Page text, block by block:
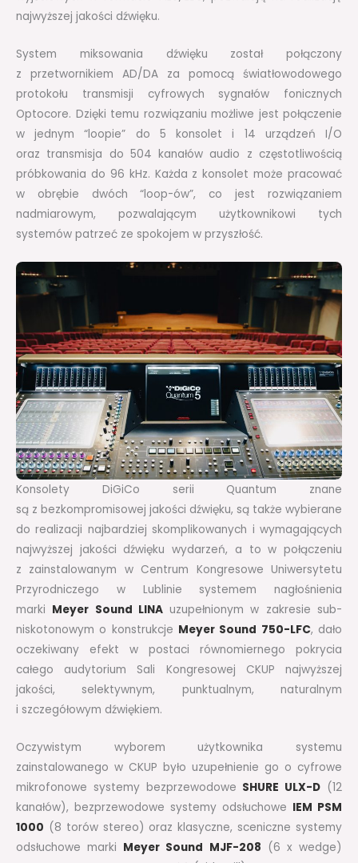
najwyższej jakości dźwięku.
System miksowania dźwięku został połączony
z przetwornikiem AD/DA za pomocą światłowodowego
protokołu transmisji cyfrowych sygnałów fonicznych
Optocore. Dzięki temu rozwiązaniu możliwe jest połączenie
w jednym “loopie” do 5 konsolet i 14 urządzeń I/O
oraz transmisja do 504 kanałów audio z częstotliwością
próbkowania do 96 kHz. Każda z konsolet może pracować
w obrębie dwóch “loop-ów”, co jest rozwiązaniem
nadmiarowym, pozwalającym użytkownikowi tych
systemów patrzeć ze spokojem w przyszłość.
Konsolety DiGiCo serii Quantum znane
są z bezkompromisowej jakości dźwięku, są także wybierane
do realizacji najbardziej skomplikowanych i wymagających
najwyższej jakości dźwięku wydarzeń, a to w połączeniu
z zainstalowanym w Centrum Kongresowe Uniwersytetu
Przyrodniczego w Lublinie systemem nagłośnienia
marki Meyer Sound LINAuzupełnionym w zakresie sub-
niskotonowym o konstrukcje Meyer Sound 750-LFC, dało
oczekiwany efekt w postaci równomiernego pokrycia
całego audytorium Sali Kongresowej CKUP najwyższej
jakości, selektywnym, punktualnym, naturalnym
i szczegółowym dźwiękiem.
Oczywistym wyborem użytkownika systemu
zainstalowanego w CKUP było uzupełnienie go o cyfrowe
mikrofonowe systemy bezprzewodowe SHURE ULX-D (12
kanałów), bezprzewodowe systemy odsłuchowe IEM PSM
1000 (8 torów stereo) oraz klasyczne, sceniczne systemy
odsłuchowe marki Meyer Sound MJF-208 (6 x wedge)